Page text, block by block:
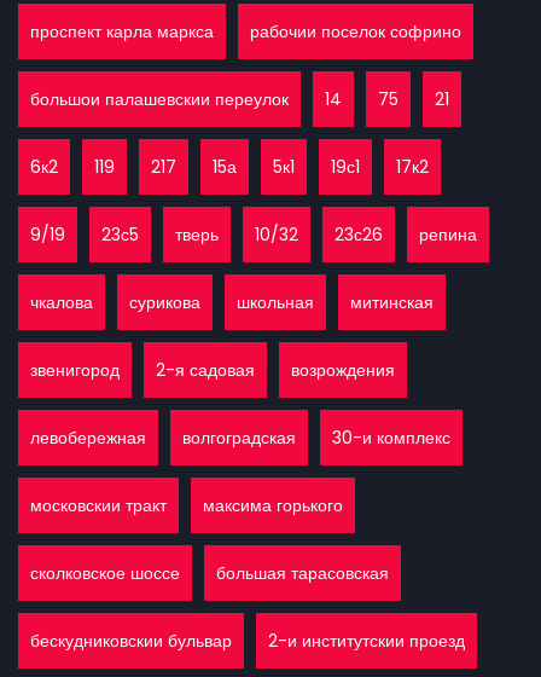
проспект карла маркса рабочии поселок софрино
большои палашевскии переулок 14 75 21
6к2 119 217 15а 5к1 19с1 17к2
9/19 23с5 тверь 10/32 23с26 репина
чкалова сурикова школьная митинская
звенигород 2-я садовая возрождения
левобережная волгоградская 30-и комплекс
московскии тракт максима горького
сколковское шоссе большая тарасовская
бескудниковскии бульвар 2-и институтскии проезд